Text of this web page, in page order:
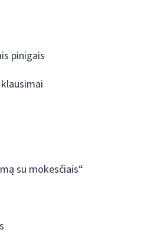
pinigais
su mokesčiais“